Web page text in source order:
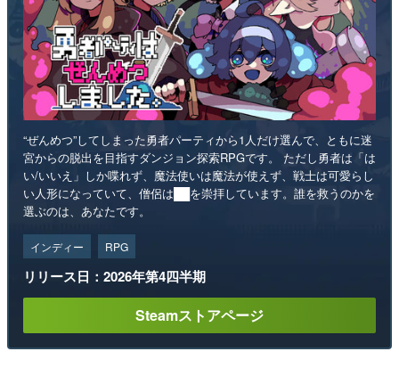
“ぜんめつ”してしまった勇者パーティから1人だけ選んで、ともに迷
宮からの脱出を目指すダンジョン探索RPGです。 ただし勇者は「は
い/いいえ」しか喋れず、魔法使いは魔法が使えず、戦士は可愛らし
い人形になっていて、僧侶は██を崇拝しています。誰を救うのかを
選ぶのは、あなたです。
インディー RPG
リリース日：2026年第4四半期
Steamストアページ